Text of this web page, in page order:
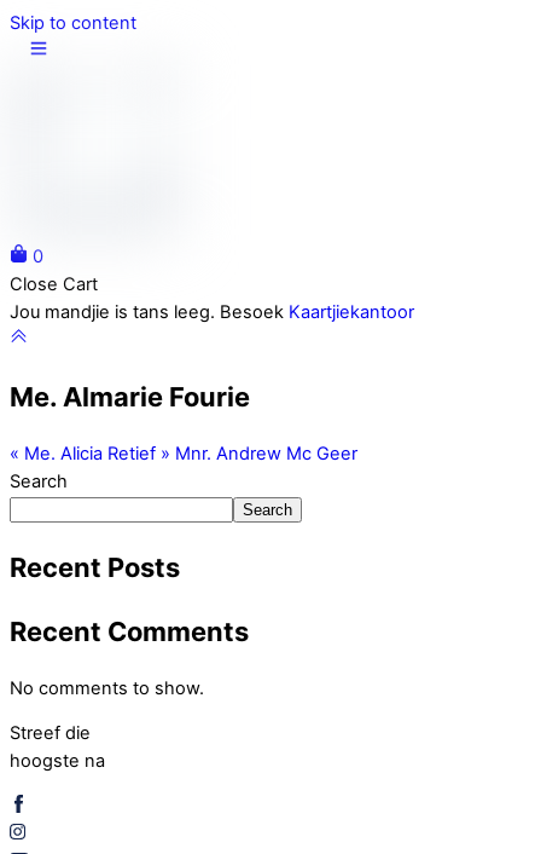
Skip to content
0
Close Cart
Jou mandjie is tans leeg. Besoek Kaartjiekantoor
Me. Almarie Fourie
« Me. Alicia Retief » Mnr. Andrew Mc Geer
Search
Search
Recent Posts
Recent Comments
No comments to show.
Streef die
hoogste na